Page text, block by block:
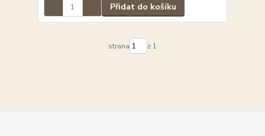
Přidat do košíku
strana z 1